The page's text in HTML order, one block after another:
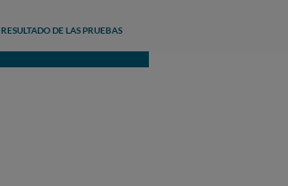
RESULTADO DE LAS PRUEBAS